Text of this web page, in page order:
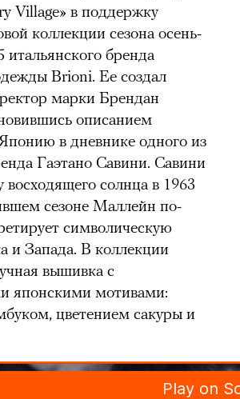
Village» в поддержку
коллекции сезона осень-
итальянского бренда
Brioni. Ее создал
марки Брендан
описанием
в дневнике одного из
Гаэтано Савини. Савини
восходящего солнца в 1963
сезоне Маллейн по-
символическую
и Запада. В коллекции
вышивка с
японскими мотивами:
цветением сакуры и